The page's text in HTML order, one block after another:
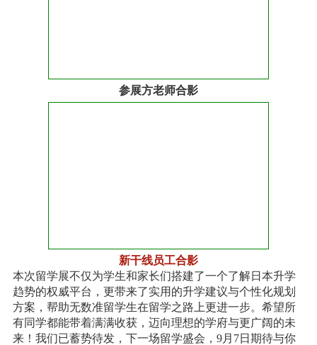
参展方老师合影
新干线员工合影
本次留学展不仅为学生和家长们搭建了一个了解日本升学
趋势的权威平台，更带来了实用的升学建议与个性化规划
方案，帮助无数准留学生在留学之路上更进一步。 希望所
有同学都能带着满满收获，迈向理想的学府与更广阔的未
来！我们已蓄势待发，下一场留学盛会，9月7日期待与你